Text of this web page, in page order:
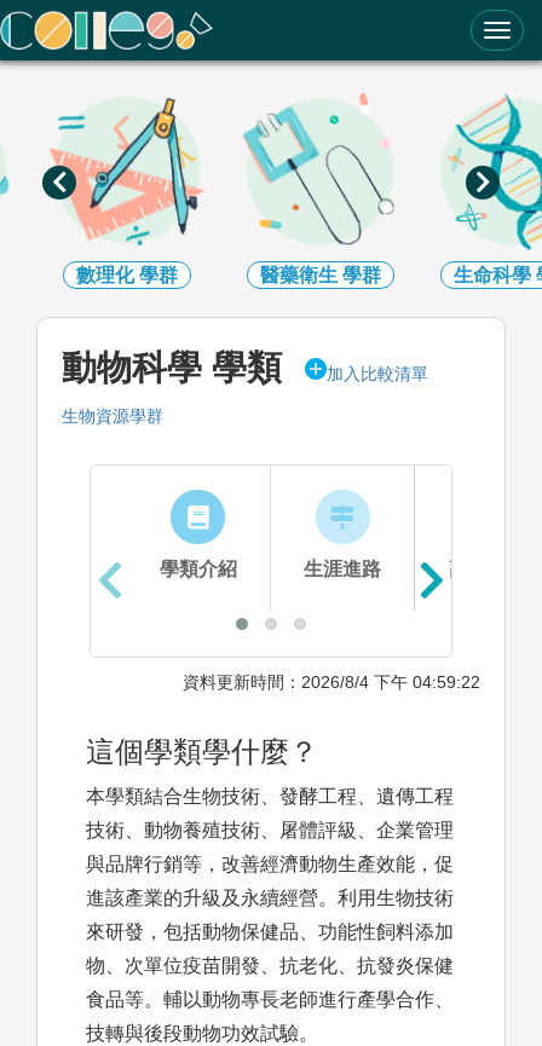
ColleGo! 大學選才與高中育才輔助系統
數理化學群 醫藥衛生 學群 生命科學
動物科學 學類 加入比較清單
生物資源學群
學類介紹 生涯進路 高中準備
資料更新時間：2026/8/4 下午 04:59:22
這個學類學什麼？
本學類結合生物技術、發酵工程、遺傳工程
技術、動物養殖技術、屠體評級、企業管理
與品牌行銷等，改善經濟動物生產效能，促
進該產業的升級及永續經營。利用生物技術
來研發，包括動物保健品、功能性飼料添加
物、次單位疫苗開發、抗老化、抗發炎保健
食品等。輔以動物專長老師進行產學合作、
技轉與後段動物功效試驗。